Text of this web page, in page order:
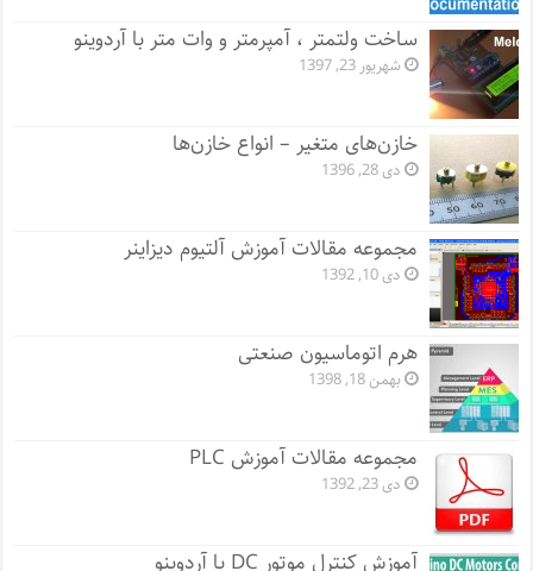
ساخت ولتمتر ، آمپرمتر و وات متر با آردوینو
شهریور 23, 1397
خازن‌های متغیر – انواع خازن‌ها
دی 28, 1396
مجموعه مقالات آموزش آلتیوم دیزاینر
دی 10, 1392
هرم اتوماسیون صنعتی
بهمن 18, 1398
مجموعه مقالات آموزش PLC
دی 23, 1392
آموزش کنترل موتور DC با آردوینو